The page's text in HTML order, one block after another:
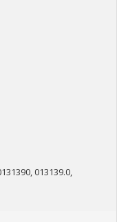
013139.0,